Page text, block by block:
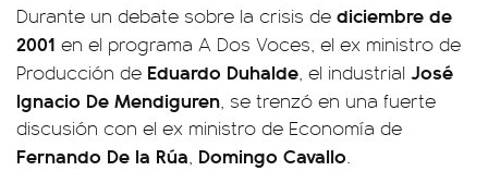
Durante un debate sobre la crisis de diciembre de
2001 en el programa A Dos Voces, el ex ministro de
Producción de Eduardo Duhalde, el industrial José
Ignacio De Mendiguren, se trenzó en una fuerte
discusión con el ex ministro de Economía de
Fernando De la Rúa, Domingo Cavallo.